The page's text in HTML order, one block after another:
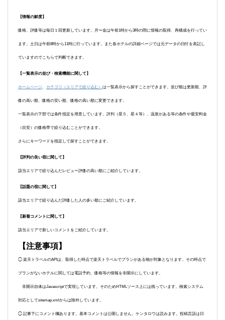
【情報の鮮度】
価格、評価等は毎日１回更新しています。月〜金は午前1時から3時の間に情報の取得、再構成を行ってい
ます。土日は午前8時から11時に行っています。また各ホテルの詳細ページでは元データの日付を表記し
ていますのでこちらで判断できます。
【一覧表示の並び・検索機能に関して】
ホームページ 、 カテゴリ（エリアで絞り込む） は一覧表示から探すことができます。並び順は更新順、評
価の高い順、価格の安い順、価格の高い順に変更できます。
一覧表示の下部では条件指定を用意しています。評判（星５、星４等）、温泉がある等の条件や最安料金
（目安）の価格帯で絞り込むことができます。
さらにキーワードを指定して探すことができます。
【評判の良い宿に関して】
該当エリアで絞り込んだレビュー評価の高い順にご紹介しています。
【話題の宿に関して】
該当エリアで絞り込んだ評価した人の多い順にご紹介しています。
【新着コメントに関して】
該当エリアで新しいコメントをご紹介しています。
【注意事項】
◯ 楽天トラベルのAPIは、取得した時点で楽天トラベルでプランがある物が対象となります。その時点で
プランがないホテルに関しては電話予約、価格等の情報を非開示にしています。
非開示自体はJavascriptで実現しています。そのためHTMLソース上には残っています。検索システム
対応としてsitemap.xmlからは除外しています。
◯ 記事下にコメント欄あります。基本コメントは公開しません。ケンタロウは読みます。投稿言語は日